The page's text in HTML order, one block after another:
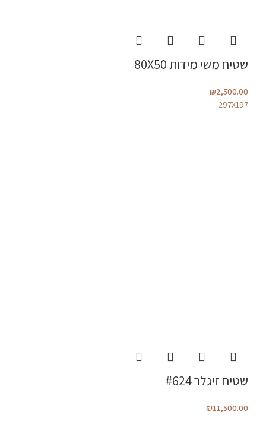
שטיח משי מידות 80X50
₪2,500.00
297X197
שטיח זיגלר #624
₪11,500.00